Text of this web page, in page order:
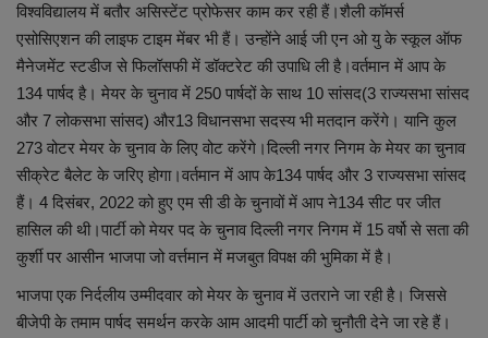
Our Team
Contact us :
About us
Advertise with us
E-Paper
विश्वविद्यालय में बतौर असिस्टेंट प्रोफेसर काम कर रही हैं।शैली कॉमर्स
एसोसिएशन की लाइफ टाइम मेंबर भी हैं। उन्होंने आई जी एन ओ यु के स्कूल ऑफ
मैनेजमेंट स्टडीज से फिलॉसफी में डॉक्टरेट की उपाधि ली है।वर्तमान में आप के
134 पार्षद है। मेयर के चुनाव में 250 पार्षदों के साथ 10 सांसद(3 राज्यसभा सांसद
और 7 लोकसभा सांसद) और13 विधानसभा सदस्य भी मतदान करेंगे। यानि कुल
273 वोटर मेयर के चुनाव के लिए वोट करेंगे।दिल्ली नगर निगम के मेयर का चुनाव
सीक्रेट बैलेट के जरिए होगा।वर्तमान में आप के134 पार्षद और 3 राज्यसभा सांसद
हैं। 4 दिसंबर, 2022 को हुए एम सी डी के चुनावों में आप ने134 सीट पर जीत
हासिल की थी।पार्टी को मेयर पद के चुनाव दिल्ली नगर निगम में 15 वर्षो से सता की
कुर्शी पर आसीन भाजपा जो वर्त्तमान में मजबुत विपक्ष की भुमिका में है।
भाजपा एक निर्दलीय उम्मीदवार को मेयर के चुनाव में उतराने जा रही है। जिससे
बीजेपी के तमाम पार्षद समर्थन करके आम आदमी पार्टी को चुनौती देने जा रहे हैं।